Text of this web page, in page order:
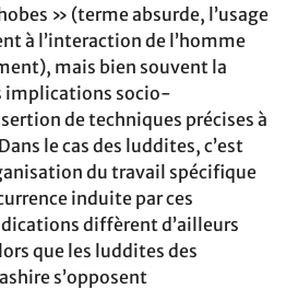
» (terme absurde, l’usage
à l’interaction de l’homme
mais bien souvent la
implications socio-
de techniques précises à
le cas des luddites, c’est
du travail spécifique
induite par ces
diffèrent d’ailleurs
que les luddites des
s’opposent